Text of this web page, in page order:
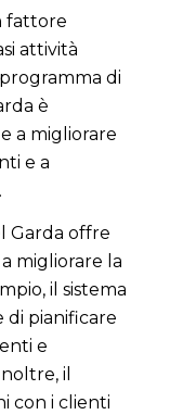
fattore
attività
di
è
a migliorare
e a
Garda offre
migliorare la
il sistema
di pianificare
e
il
con i clienti